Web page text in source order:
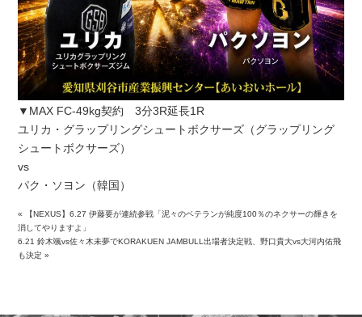
▼MAX FC-49kg契約 3分3R延長1R
ユリカ・グラップリングシュートボクサーズ（グラップリング
シュートボクサーズ）
vs
パク・ソヨン（韓国）
«
【NEXUS】6.27 伊藤要が連続参戦「泥々のベテランが純度100％のネクサーの輝きを
消してやりますよ」
6.21 鈴木颯vs佐々木未夢でKORAKUEN JAMBULL出場者決定戦、野口貴大vs大河内佑飛
も決定 »